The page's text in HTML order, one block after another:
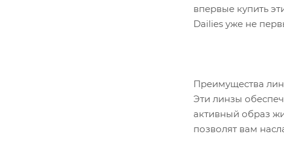
впервые купить
Dailies уже не
Преимущества
Эти линзы
активный образ
позволят вам